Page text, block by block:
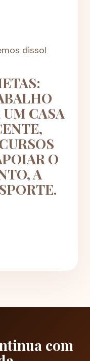
disso!
CASA
O
A
com